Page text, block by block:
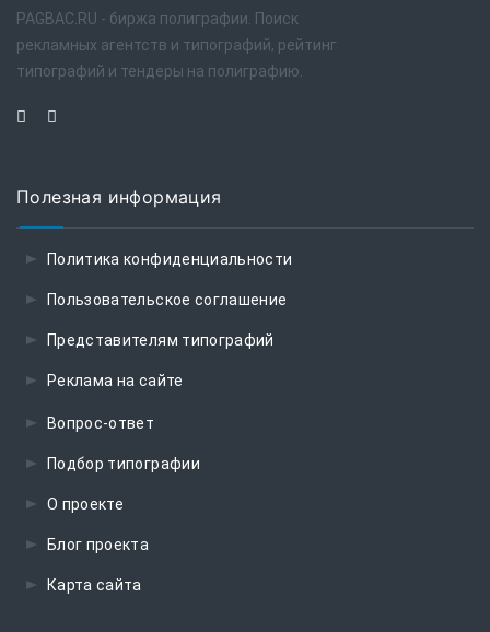
PAGBAC.RU - биржа полиграфии. Поиск
рекламных агентств и типографий, рейтинг
типографий и тендеры на полиграфию.
Полезная информация
Политика конфиденциальности
Пользовательское соглашение
Представителям типографий
Реклама на сайте
Вопрос-ответ
Подбор типографии
О проекте
Блог проекта
Карта сайта